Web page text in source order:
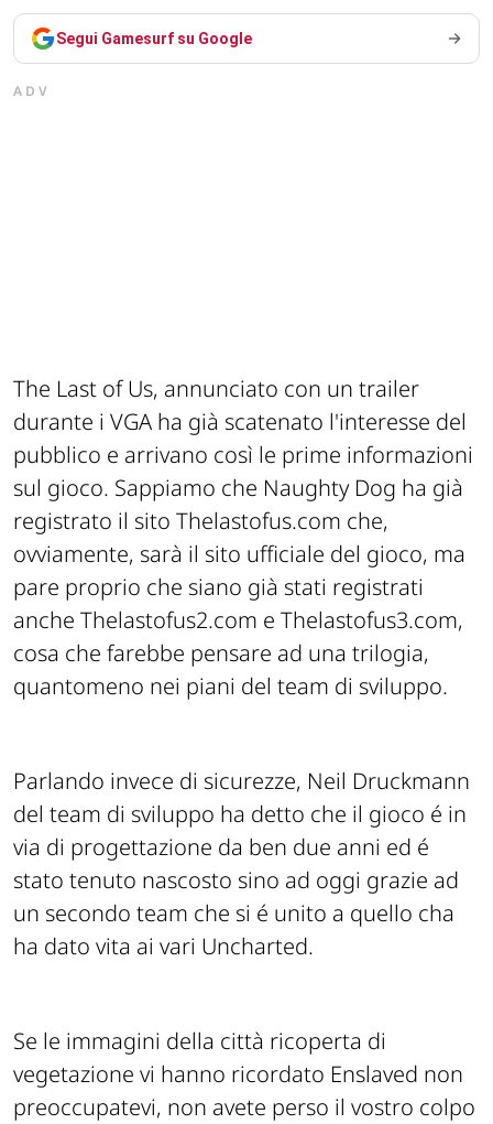
Segui Gamesurf su Google
ADV
The Last of Us, annunciato con un trailer
durante i VGA ha già scatenato l'interesse del
pubblico e arrivano così le prime informazioni
sul gioco. Sappiamo che Naughty Dog ha già
registrato il sito Thelastofus.com che,
ovviamente, sarà il sito ufficiale del gioco, ma
pare proprio che siano già stati registrati
anche Thelastofus2.com e Thelastofus3.com,
cosa che farebbe pensare ad una trilogia,
quantomeno nei piani del team di sviluppo.
Parlando invece di sicurezze, Neil Druckmann
del team di sviluppo ha detto che il gioco é in
via di progettazione da ben due anni ed é
stato tenuto nascosto sino ad oggi grazie ad
un secondo team che si é unito a quello cha
ha dato vita ai vari Uncharted.
Se le immagini della città ricoperta di
vegetazione vi hanno ricordato Enslaved non
preoccupatevi, non avete perso il vostro colpo